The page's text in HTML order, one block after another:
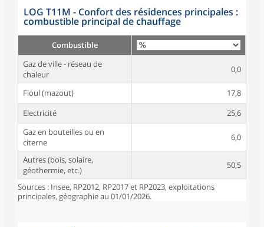
LOG T11M - Confort des résidences principales :
combustible principal de chauffage
Combustible
Gaz de ville - réseau de
chaleur
0,0
Fioul (mazout)
17,8
Electricité
25,6
Gaz en bouteilles ou en
citerne
6,0
Autres (bois, solaire,
géothermie, etc.)
50,5
Sources : Insee, RP2012, RP2017 et RP2023, exploitations
principales, géographie au 01/01/2026.